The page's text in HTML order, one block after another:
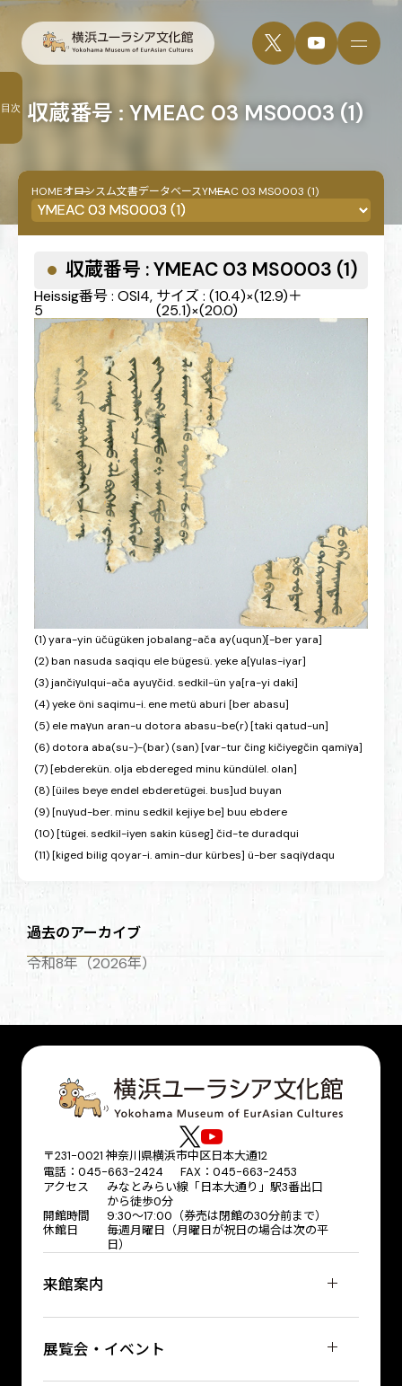
収蔵番号 : YMEAC 03 MS0003 (1)
HOMEオロンスム文書データベースYMEAC 03 MS0003 (1)
収蔵番号 : YMEAC 03 MS0003 (1)
Heissig番号 : OSI4,
5
サイズ : (10.4)×(12.9)＋
(25.1)×(20.0)
(1) yara-yin üčügüken jobalang-ača ay(uqun)[-ber yara]
(2) ban nasuda saqiqu ele bügesü. yeke a[γulas-iyar]
(3) jančiγulqui-ača ayuγčid. sedkil-ün ya[ra-yi daki]
(4) yeke öni saqimu-i. ene metü aburi [ber abasu]
(5) ele maγun aran-u dotora abasu-be(r) [taki qatud-un]
(6) dotora aba(su-)-(bar) (san) [var-tur čing kičiyegčin qamiγa]
(7) [ebderekün. olja ebdereged minu kündülel. olan]
(8) [üiles beye endel ebderetügei. bus]ud buyan
(9) [nuγud-ber. minu sedkil kejiye be] buu ebdere
(10) [tügei. sedkil-iyen sakin küseg] čid-te duradqui
(11) [kiged bilig qoyar-i. amin-dur kürbes] ü-ber saqiγdaqu
目次
過去のアーカイブ
令和8年（2026年）
〒231-0021 神奈川県横浜市中区日本大通12
電話：045-663-2424 FAX：045-663-2453
アクセス
みなとみらい線「日本大通り」駅3番出口
から徒歩0分
開館時間
9:30～17:00（券売は閉館の30分前まで）
休館日
毎週月曜日（月曜日が祝日の場合は次の平
日）
来館案内
展覧会・イベント